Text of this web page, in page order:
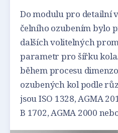
Do modulu pro detailní
čelního ozubením bylo
dalších volitelných
parametr pro šířku
během procesu
ozubených kol podle
jsou ISO 1328, AGMA
B 1702, AGMA 2000